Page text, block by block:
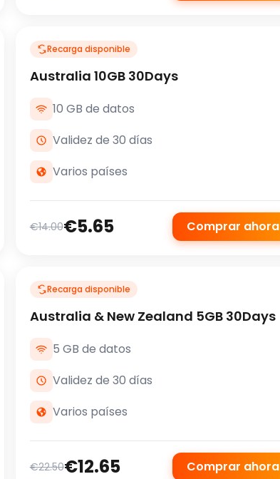
Recarga disponible
Australia 10GB 30Days
10 GB de datos
Validez de 30 días
Varios países
€14.00€5.65 Comprar ahora
Recarga disponible
Australia & New Zealand 5GB 30Days
5 GB de datos
Validez de 30 días
Varios países
€22.50€12.65 Comprar ahora